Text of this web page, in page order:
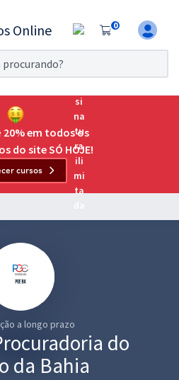
0
por 7 dias!
para o Exame da
para as principais
20% em todos os
do site SÓ HOJE!
cursos
a longo prazo
do
da Bahia